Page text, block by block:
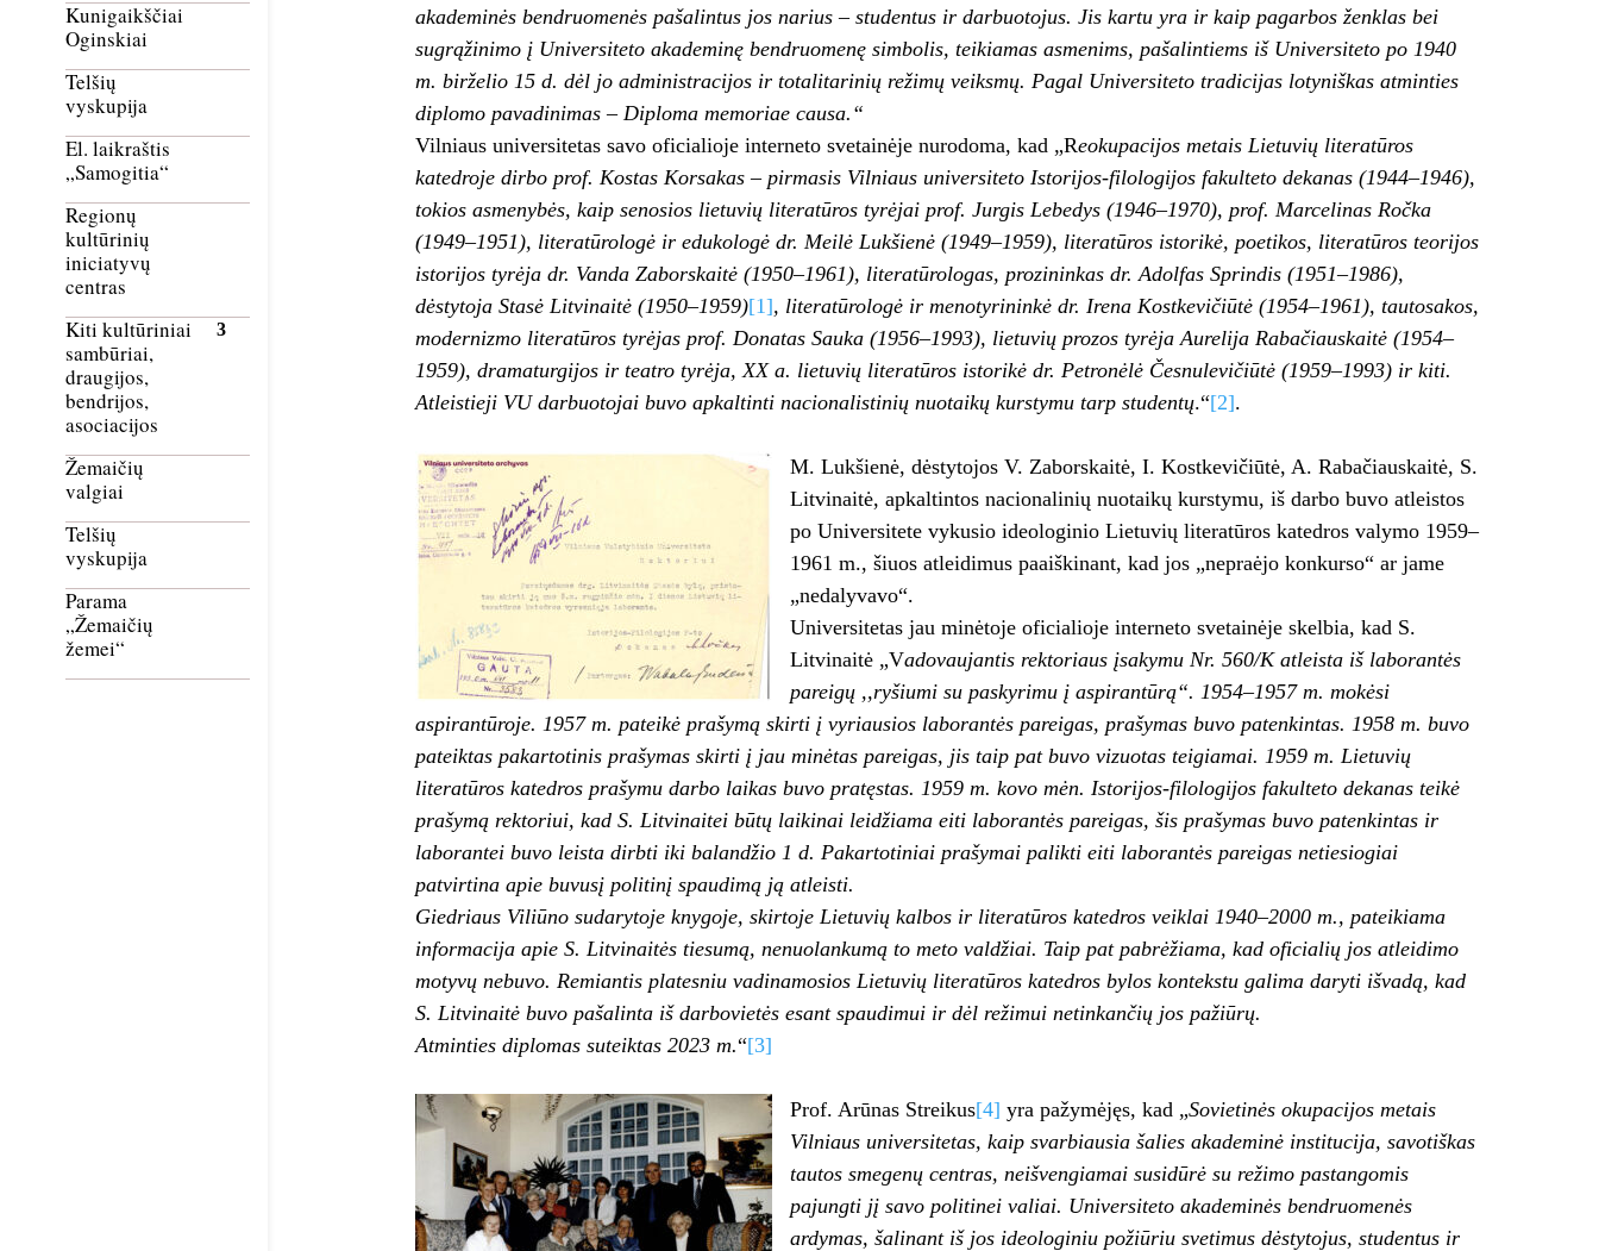
Kunigaikščiai
Oginskiai
Telšių
vyskupija
El. laikraštis
„Samogitia“
Regionų
kultūrinių
iniciatyvų
centras
Kiti kultūriniai
sambūriai,
draugijos,
bendrijos,
asociacijos
Žemaičių
valgiai
Telšių
vyskupija
Parama
„Žemaičių
žemei“
akademinės bendruomenės pašalintus jos narius – studentus ir darbuotojus. Jis kartu yra ir kaip pagarbos ženklas bei
sugrąžinimo į Universiteto akademinę bendruomenę simbolis, teikiamas asmenims, pašalintiems iš Universiteto po 1940
m. birželio 15 d. dėl jo administracijos ir totalitarinių režimų veiksmų. Pagal Universiteto tradicijas lotyniškas atminties
diplomo pavadinimas – Diploma memoriae causa.“
Vilniaus universitetas savo oficialioje interneto svetainėje nurodoma, kad „Reokupacijos metais Lietuvių literatūros
katedroje dirbo prof. Kostas Korsakas – pirmasis Vilniaus universiteto Istorijos-filologijos fakulteto dekanas (1944–1946),
tokios asmenybės, kaip senosios lietuvių literatūros tyrėjai prof. Jurgis Lebedys (1946–1970), prof. Marcelinas Ročka
(1949–1951), literatūrologė ir edukologė dr. Meilė Lukšienė (1949–1959), literatūros istorikė, poetikos, literatūros teorijos
istorijos tyrėja dr. Vanda Zaborskaitė (1950–1961), literatūrologas, prozininkas dr. Adolfas Sprindis (1951–1986),
dėstytoja Stasė Litvinaitė (1950–1959)[1], literatūrologė ir menotyrininkė dr. Irena Kostkevičiūtė (1954–1961), tautosakos,
modernizmo literatūros tyrėjas prof. Donatas Sauka (1956–1993), lietuvių prozos tyrėja Aurelija Rabačiauskaitė (1954–
1959), dramaturgijos ir teatro tyrėja, XX a. lietuvių literatūros istorikė dr. Petronėlė Česnulevičiūtė (1959–1993) ir kiti.
Atleistieji VU darbuotojai buvo apkaltinti nacionalistinių nuotaikų kurstymu tarp studentų.“[2].
M. Lukšienė, dėstytojos V. Zaborskaitė, I. Kostkevičiūtė, A. Rabačiauskaitė, S.
Litvinaitė, apkaltintos nacionalinių nuotaikų kurstymu, iš darbo buvo atleistos
po Universitete vykusio ideologinio Lietuvių literatūros katedros valymo 1959–
1961 m., šiuos atleidimus paaiškinant, kad jos „nepraėjo konkurso“ ar jame
„nedalyvavo“.
Universitetas jau minėtoje oficialioje interneto svetainėje skelbia, kad S.
Litvinaitė „Vadovaujantis rektoriaus įsakymu Nr. 560/K atleista iš laborantės
pareigų ,,ryšiumi su paskyrimu į aspirantūrą“. 1954–1957 m. mokėsi
aspirantūroje. 1957 m. pateikė prašymą skirti į vyriausios laborantės pareigas, prašymas buvo patenkintas. 1958 m. buvo
pateiktas pakartotinis prašymas skirti į jau minėtas pareigas, jis taip pat buvo vizuotas teigiamai. 1959 m. Lietuvių
literatūros katedros prašymu darbo laikas buvo pratęstas. 1959 m. kovo mėn. Istorijos-filologijos fakulteto dekanas teikė
prašymą rektoriui, kad S. Litvinaitei būtų laikinai leidžiama eiti laborantės pareigas, šis prašymas buvo patenkintas ir
laborantei buvo leista dirbti iki balandžio 1 d. Pakartotiniai prašymai palikti eiti laborantės pareigas netiesiogiai
patvirtina apie buvusį politinį spaudimą ją atleisti.
Giedriaus Viliūno sudarytoje knygoje, skirtoje Lietuvių kalbos ir literatūros katedros veiklai 1940–2000 m., pateikiama
informacija apie S. Litvinaitės tiesumą, nenuolankumą to meto valdžiai. Taip pat pabrėžiama, kad oficialių jos atleidimo
motyvų nebuvo. Remiantis platesniu vadinamosios Lietuvių literatūros katedros bylos kontekstu galima daryti išvadą, kad
S. Litvinaitė buvo pašalinta iš darbovietės esant spaudimui ir dėl režimui netinkančių jos pažiūrų.
Atminties diplomas suteiktas 2023 m.“[3]
Prof. Arūnas Streikus[4] yra pažymėjęs, kad „Sovietinės okupacijos metais
Vilniaus universitetas, kaip svarbiausia šalies akademinė institucija, savotiškas
tautos smegenų centras, neišvengiamai susidūrė su režimo pastangomis
pajungti jį savo politinei valiai. Universiteto akademinės bendruomenės
ardymas, šalinant iš jos ideologiniu požiūriu svetimus dėstytojus, studentus ir